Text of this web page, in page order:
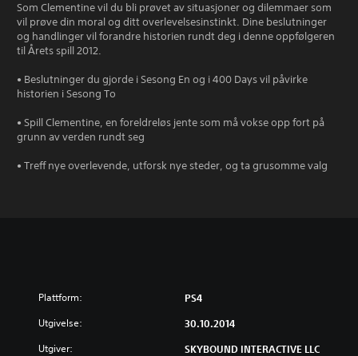
Som Clementine vil du bli prøvet av situasjoner og dilemmaer som
vil prøve din moral og ditt overlevelsesinstinkt. Dine beslutninger
og handlinger vil forandre historien rundt deg i denne oppfølgeren
til Årets spill 2012.
• Beslutninger du gjorde i Sesong En og i 400 Days vil påvirke
historien i Sesong To
• Spill Clementine, en foreldreløs jente som må vokse opp fort på
grunn av verden rundt seg
• Treff nye overlevende, utforsk nye steder, og ta grusomme valg
Plattform: PS4
Utgivelse: 30.10.2014
Utgiver: SKYBOUND INTERACTIVE LLC